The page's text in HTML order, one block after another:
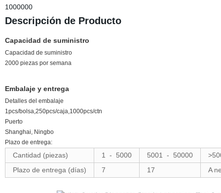
1000000
Descripción de Producto
Capacidad de suministro
Capacidad de suministro
2000 piezas por semana
Embalaje y entrega
Detalles del embalaje
1pcs/bolsa,250pcs/caja,1000pcs/ctn
Puerto
Shanghai, Ningbo
Plazo de entrega:
Cantidad (piezas) 1 - 5000 5001 - 50000
Plazo de entrega (días)
7 17 A